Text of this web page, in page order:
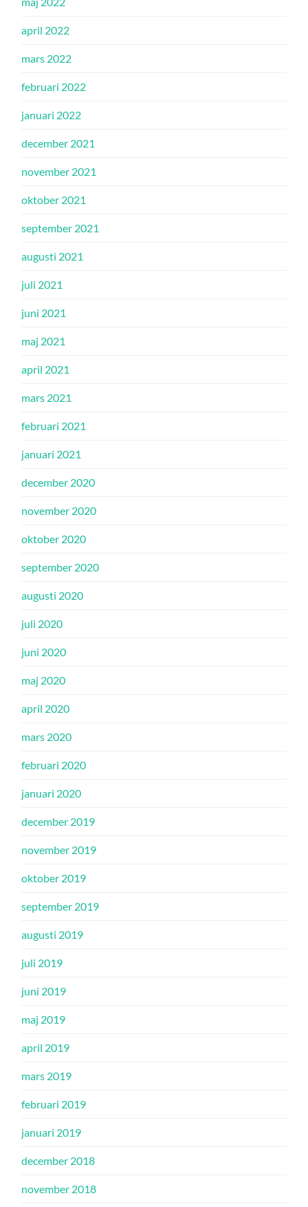
april 2022
mars 2022
februari 2022
januari 2022
december 2021
november 2021
oktober 2021
september 2021
augusti 2021
juli 2021
juni 2021
maj 2021
april 2021
mars 2021
februari 2021
januari 2021
december 2020
november 2020
oktober 2020
september 2020
augusti 2020
juli 2020
juni 2020
maj 2020
april 2020
mars 2020
februari 2020
januari 2020
december 2019
november 2019
oktober 2019
september 2019
augusti 2019
juli 2019
juni 2019
maj 2019
april 2019
mars 2019
februari 2019
januari 2019
december 2018
november 2018